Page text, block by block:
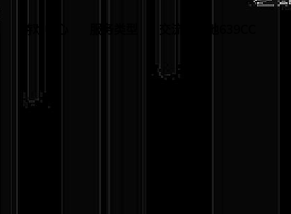
游戏中心 服务类型 交流金满地639CC